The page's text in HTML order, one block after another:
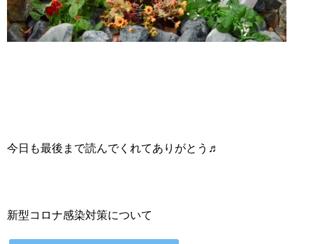
今日も最後まで読んでくれてありがとう♬
新型コロナ感染対策について